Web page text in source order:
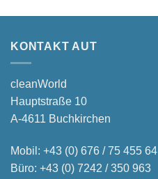
KONTAKT AUT
cleanWorld
Hauptstraße 10
A-4611 Buchkirchen
Mobil: +43 (0) 676 / 75 455 64
Büro: +43 (0) 7242 / 350 963